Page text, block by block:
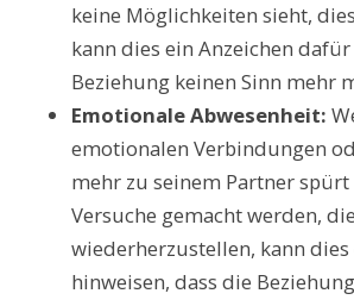
keine Möglichkeiten sieht,
kann dies ein Anzeichen
Beziehung keinen Sinn mehr
Emotionale Abwesenheit:
emotionalen Verbindungen
mehr zu seinem Partner
Versuche gemacht werden,
wiederherzustellen, kann
hinweisen, dass die